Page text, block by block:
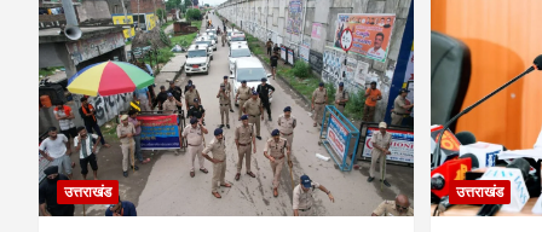
उत्तराखंड उत्तराखंड